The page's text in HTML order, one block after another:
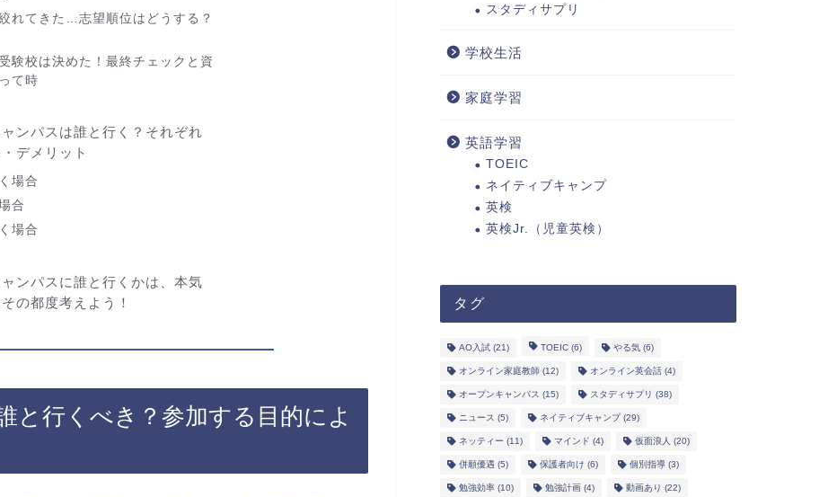
れてきた…志望順位はどうする？
験校は決めた！最終チェックと資
て時
ンパスは誰と行く？それぞれ
デメリット
場合
合
場合
ンパスに誰と行くかは、本気
の都度考えよう！
と行くべき？参加する目的によ
スタディサプリ
学校生活
家庭学習
英語学習
TOEIC
ネイティブキャンプ
英検
英検Jr.（児童英検）
タグ
AO入試(21) TOEIC(6) やる気(6)
オンライン家庭教師 (12) オンライン英会話(4)
オープンキャンパス (15) スタディサプリ (38)
ニュース (5) ネイティブキャンプ(29)
ネッティー (11) マインド (4) 仮面浪人 (20)
併願優遇 (5) 保護者向け (6) 個別指導 (3)
勉強効率(10) 勉強計画(4) 動画あり (22)